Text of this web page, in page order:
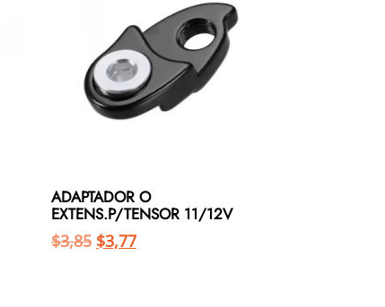
ADAPTADOR O
EXTENS.P/TENSOR 11/12V
$3,85 $3,77